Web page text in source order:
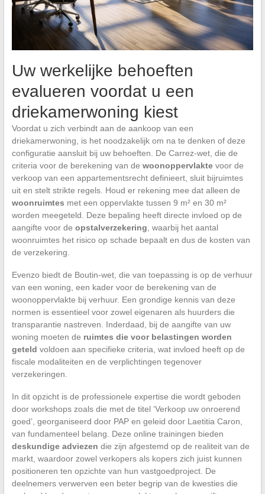
Uw werkelijke behoeften
evalueren voordat u een
driekamerwoning kiest
Voordat u zich verbindt aan de aankoop van een
driekamerwoning, is het noodzakelijk om na te denken of deze
configuratie aansluit bij uw behoeften. De Carrez-wet, die de
criteria voor de berekening van de woonoppervlaktevoor de
verkoop van een appartementsrecht definieert, sluit bijruimtes
uit en stelt strikte regels. Houd er rekening mee dat alleen de
woonruimtes met een oppervlakte tussen 9 m² en 30 m²
worden meegeteld. Deze bepaling heeft directe invloed op de
aangifte voor de opstalverzekering , waarbij het aantal
woonruimtes het risico op schade bepaalt en dus de kosten van
de verzekering.
Evenzo biedt de Boutin-wet, die van toepassing is op de verhuur
van een woning, een kader voor de berekening van de
woonoppervlakte bij verhuur. Een grondige kennis van deze
normen is essentieel voor zowel eigenaren als huurders die
transparantie nastreven. Inderdaad, bij de aangifte van uw
woning moeten de ruimtes die voor belastingen worden
geteld voldoen aan specifieke criteria, wat invloed heeft op de
fiscale modaliteiten en de verplichtingen tegenover
verzekeringen.
In dit opzicht is de professionele expertise die wordt geboden
door workshops zoals die met de titel ‘Verkoop uw onroerend
goed’, georganiseerd door PAP en geleid door Laetitia Caron,
van fundamenteel belang. Deze online trainingen bieden
deskundige adviezen die zijn afgestemd op de realiteit van de
markt, waardoor zowel verkopers als kopers zich juist kunnen
positioneren ten opzichte van hun vastgoedproject. De
deelnemers verwerven een beter begrip van de kwesties die